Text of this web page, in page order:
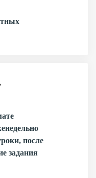
после
задания